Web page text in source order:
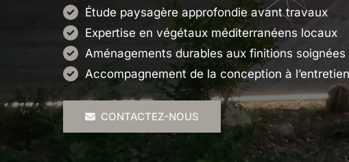
Étude paysagère approfondie avant travaux
Expertise en végétaux méditerranéens locaux
Aménagements durables aux finitions soignées
Accompagnement de la conception à l’entretien
CONTACTEZ-NOUS